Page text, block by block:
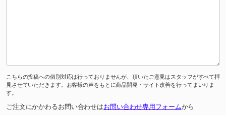
こちらの投稿への個別対応は行っておりませんが、頂いたご意見はスタッフがすべて拝
見させていただきます。お客様の声をもとに商品開発・サイト改善を行ってまいりま
す。
ご注文にかかわるお問い合わせはお問い合わせ専用フォームから